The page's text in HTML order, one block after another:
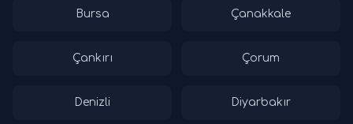
Bursa Çanakkale
Çankırı Çorum
Denizli Diyarbakır